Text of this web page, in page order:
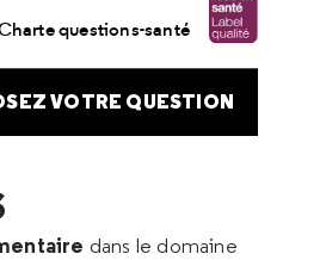
questions-santé
VOTRE QUESTION
dans le domaine